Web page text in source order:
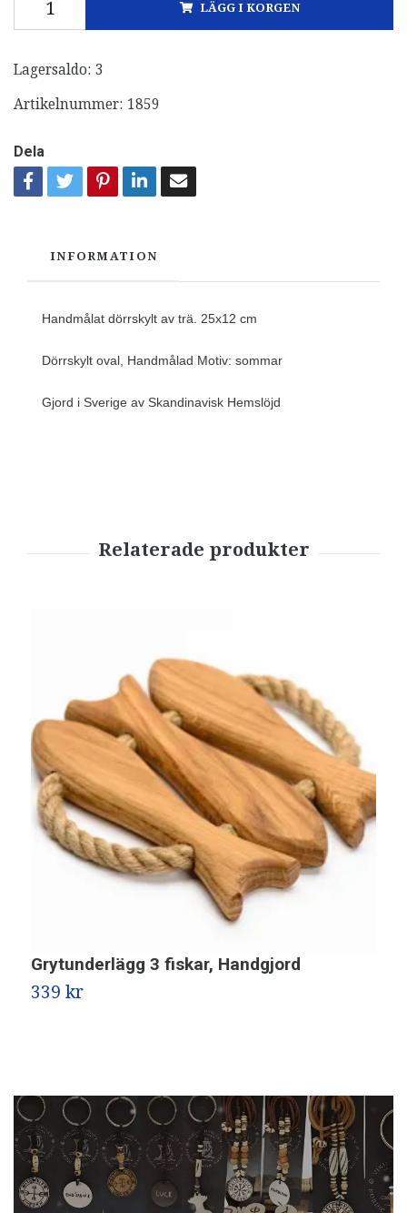
LÄGG I KORGEN
Lagersaldo: 3
Artikelnummer: 1859
Dela
INFORMATION
Handmålat dörrskylt av trä. 25x12 cm
Dörrskylt oval, Handmålad Motiv: sommar
Gjord i Sverige av Skandinavisk Hemslöjd
Grytunderlägg 3 fiskar, Handgjord
339 kr